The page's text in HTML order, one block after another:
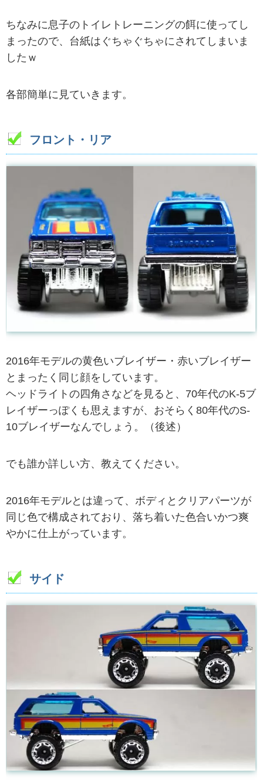
ちなみに息子のトイレトレーニングの餌に使ってし
まったので、台紙はぐちゃぐちゃにされてしまいま
したｗ
各部簡単に見ていきます。
フロント・リア
2016年モデルの黄色いブレイザー・赤いブレイザー
とまったく同じ顔をしています。
ヘッドライトの四角さなどを見ると、70年代のK-5ブ
レイザーっぽくも思えますが、おそらく80年代のS-
10ブレイザーなんでしょう。（後述）
でも誰か詳しい方、教えてください。
2016年モデルとは違って、ボディとクリアパーツが
同じ色で構成されており、落ち着いた色合いかつ爽
やかに仕上がっています。
サイド